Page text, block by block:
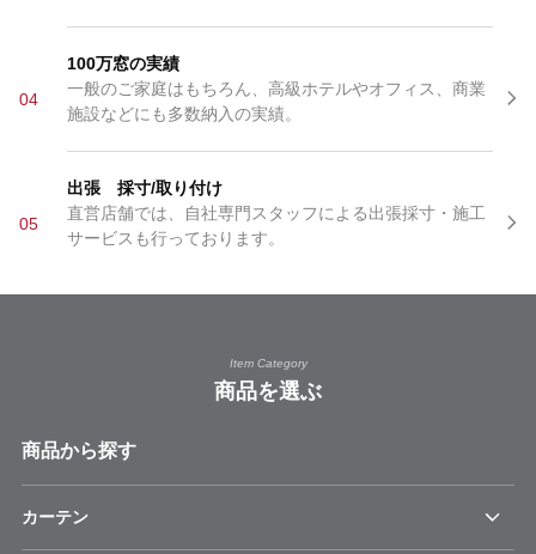
04
100万窓の実績
一般のご家庭はもちろん、高級ホテルやオフィス、商業
施設などにも多数納入の実績。
05
出張 採寸/取り付け
直営店舗では、自社専門スタッフによる出張採寸・施工
サービスも行っております。
Item Category
商品を選ぶ
商品から探す
カーテン